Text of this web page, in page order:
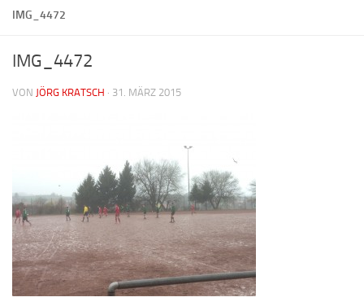
IMG_4472
IMG_4472
VON JÖRG KRATSCH · 31. MÄRZ 2015